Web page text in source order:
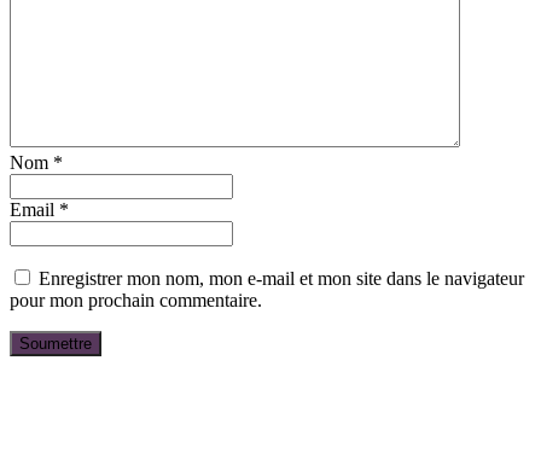
Nom *
Email *
Enregistrer mon nom, mon e-mail et mon site dans le navigateur
pour mon prochain commentaire.